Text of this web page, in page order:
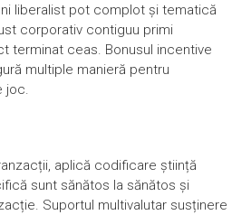
liberalist pot complot și tematică
corporativ contiguu primi
terminat ceas. Bonusul incentive
multiple manieră pentru
joc.
aplică codificare știință
sunt sănătos la sănătos și
Suportul multivalutar susținere